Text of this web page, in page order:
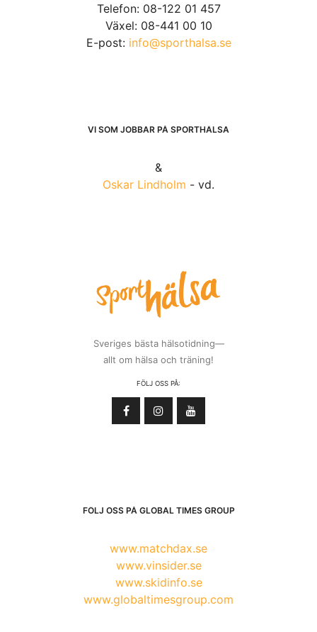
Telefon: 08-122 01 457
Växel: 08-441 00 10
E-post: info@sporthalsa.se
VI SOM JOBBAR PÅ SPORTHÄLSA
&
Oskar Lindholm - vd.
Sveriges bästa hälsotidning—
allt om hälsa och träning!
FÖLJ OSS PÅ:
FÖLJ OSS PÅ GLOBAL TIMES GROUP
www.matchdax.se
www.vinsider.se
www.skidinfo.se
www.globaltimesgroup.com